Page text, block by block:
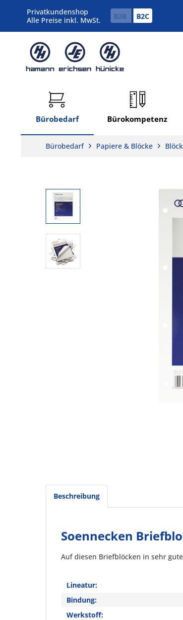
Privatkundenshop
Alle Preise inkl. MwSt.
B2B B2C
Bürobedarf Bürokompetenz
Bürobedarf Papiere & Blöcke
Beschreibung
Soennecken
Auf diesen Briefblöcken in sehr
Lineatur:
Bindung:
Werkstoff: